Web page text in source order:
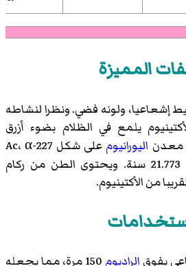
المميزة
إشعاعيا، ولونه فضي. ونظرا لنشاطه
يلمع في الظلام بضوء أزرق
معدن اليورانيوم على شكل 227-Ac،
α
يبلغ 21.773 سنة. ويحتوى الطن من ركام
من الأكتينيوم.
يفوق الراديوم
150 مرة، مما يجعله